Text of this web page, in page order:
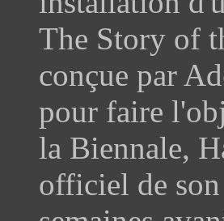
The Story of
conçue par
pour faire
la Biennale,
officiel de